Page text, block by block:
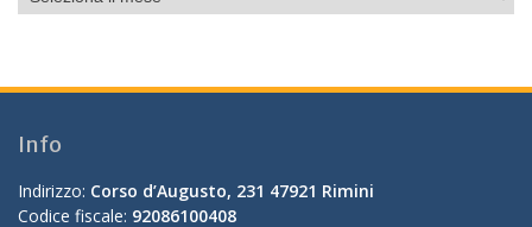
mensile
Info
Indirizzo: Corso d’Augusto, 231 47921 Rimini
Codice fiscale: 92086100408